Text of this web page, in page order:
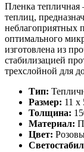
Пленка тепличная
теплиц,
неблагоприятных
оптимального
изготовлена из
стабилизацией
трехслойной для
Тип:
Размер: 11 х
Толщина:
Материал:
Цвет: